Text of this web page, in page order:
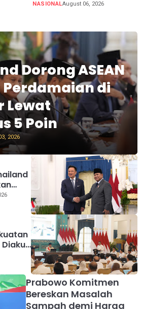
NASIONALAugust 06, 2026
Dorong ASEAN
di
Lewat
5 Poin
2026
USD
Prabowo Komitmen
Bereskan Masalah
Sampah demi Harga